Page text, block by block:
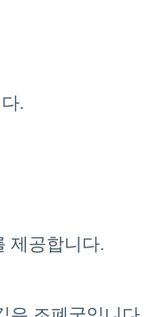
.
제공합니다.